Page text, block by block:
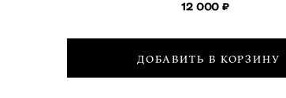
12 000 ₽
ДОБАВИТЬ В КОРЗИНУ